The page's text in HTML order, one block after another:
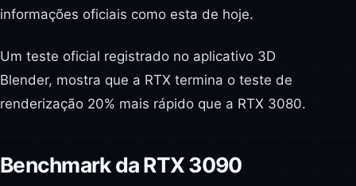
informações oficiais como esta de hoje.
Um teste oficial registrado no aplicativo 3D
Blender, mostra que a RTX termina o teste de
renderização 20% mais rápido que a RTX 3080.
Benchmark da RTX 3090